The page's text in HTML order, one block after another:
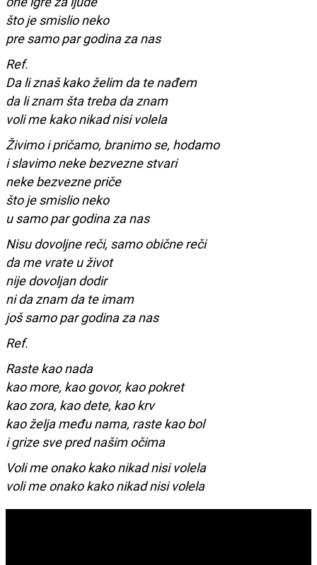
što je smislio neko
pre samo par godina za nas
Ref.
Da li znaš kako želim da te nađem
da li znam šta treba da znam
voli me kako nikad nisi volela
Živimo i pričamo, branimo se, hodamo
i slavimo neke bezvezne stvari
neke bezvezne priče
što je smislio neko
u samo par godina za nas
Nisu dovoljne reči, samo obične reči
da me vrate u život
nije dovoljan dodir
ni da znam da te imam
još samo par godina za nas
Ref.
Raste kao nada
kao more, kao govor, kao pokret
kao zora, kao dete, kao krv
kao želja među nama, raste kao bol
i grize sve pred našim očima
Voli me onako kako nikad nisi volela
voli me onako kako nikad nisi volela